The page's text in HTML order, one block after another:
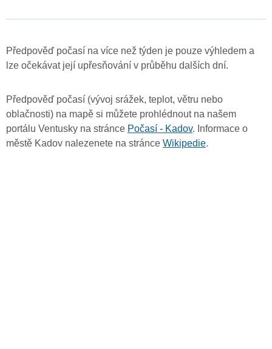
Předpověď počasí na více než týden je pouze výhledem a
lze očekávat její upřesňování v průběhu dalších dní.
Předpověď počasí (vývoj srážek, teplot, větru nebo
oblačnosti) na mapě si můžete prohlédnout na našem
portálu Ventusky na stránce Počasí - Kadov. Informace o
městě Kadov nalezenete na stránce Wikipedie.